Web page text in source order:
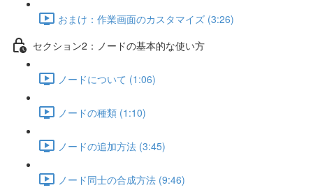
おまけ：作業画面のカスタマイズ (3:26)
セクション2：ノードの基本的な使い方
ノードについて (1:06)
ノードの種類 (1:10)
ノードの追加方法 (3:45)
ノード同士の合成方法 (9:46)